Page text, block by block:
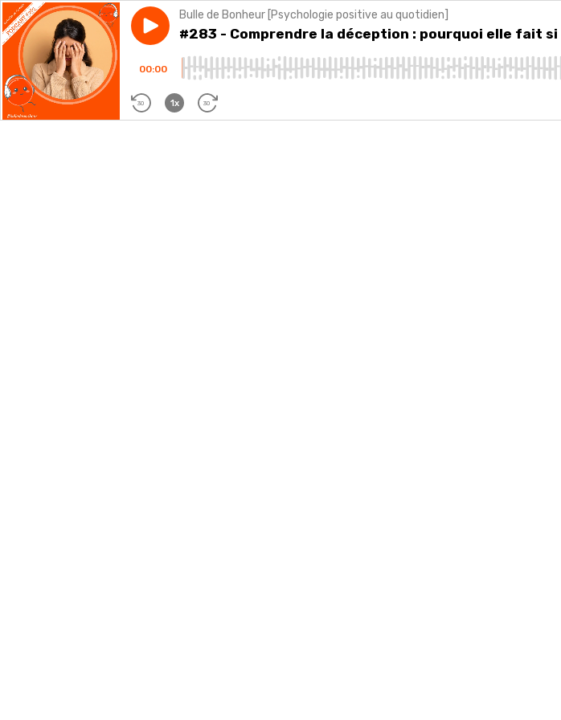
Play episode#283 - Comprendre la déception : pourquoi elle fait si mal et
Bulle de Bonheur [Psychologie positive au quotidien]
#283 - Comprendre la déception : pourquoi elle fait
00:00
30 1x 30